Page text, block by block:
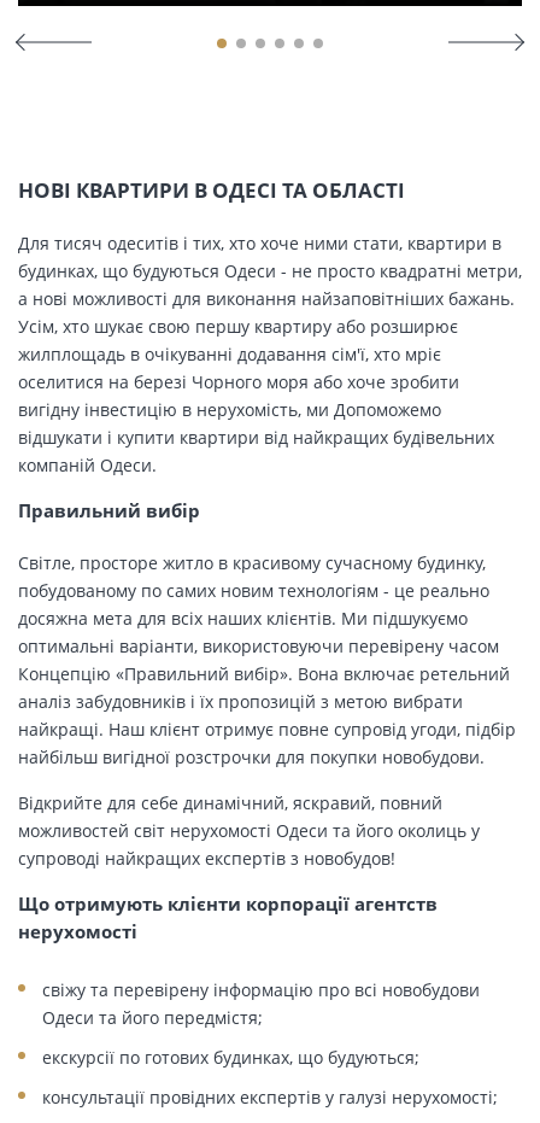
НОВІ КВАРТИРИ В ОДЕСІ ТА ОБЛАСТІ
Для тисяч одеситів і тих, хто хоче ними стати, квартири в
будинках, що будуються Одеси - не просто квадратні метри,
а нові можливості для виконання найзаповітніших бажань.
Усім, хто шукає свою першу квартиру або розширює
жилплощадь в очікуванні додавання сім'ї, хто мріє
оселитися на березі Чорного моря або хоче зробити
вигідну інвестицію в нерухомість, ми Допоможемо
відшукати і купити квартири від найкращих будівельних
компаній Одеси.
Правильний вибір
Світле, просторе житло в красивому сучасному будинку,
побудованому по самих новим технологіям - це реально
досяжна мета для всіх наших клієнтів. Ми підшукуємо
оптимальні варіанти, використовуючи перевірену часом
Концепцію «Правильний вибір». Вона включає ретельний
аналіз забудовників і їх пропозицій з метою вибрати
найкращі. Наш клієнт отримує повне супровід угоди, підбір
найбільш вигідної розстрочки для покупки новобудови.
Відкрийте для себе динамічний, яскравий, повний
можливостей світ нерухомості Одеси та його околиць у
супроводі найкращих експертів з новобудов!
Що отримують клієнти корпорації агентств
нерухомості
свіжу та перевірену інформацію про всі новобудови
Одеси та його передмістя;
екскурсії по готових будинках, що будуються;
консультації провідних експертів у галузі нерухомості;